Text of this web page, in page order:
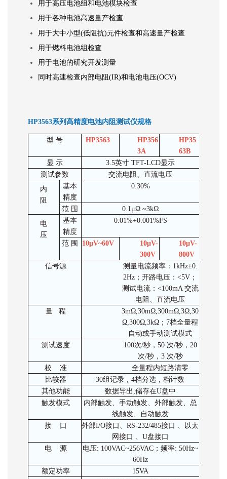
用于高压电池组和电池模块检查
用于各种电池高速量产检查
用于大中小型(低阻抗)元件检查和高速量产检查
用于燃料电池组检查
用于电池的研究开发测量
同时高速检查内部电阻(IR)和电池电压(OCV)
HP3563系列高精度电池内阻测试仪规格
型 号 HP3563
HP356
3A
HP35
63B
显 示
3.5英寸 TFT-LCD显示
测试参数
交流电阻、直流电压
内
阻
基本
精度
0.30%
范 围
0.1μΩ ~3kΩ
电
压
基本
精度
0.01%+0.001%FS
范 围 10μV~60V
10μV-
300V
10μV-
800V
信号源
测量电流频率：1kHz±0.
2Hz；开路电压：<5V；
测试电流：<100mA 交流
电阻、直流电压
量 程
3mΩ,30mΩ,300mΩ,3Ω,30
Ω,300Ω,3kΩ；7档全量程
自动或手动测试模式
测试速度
100次/秒，50 次/秒，20
次/秒，3 次/秒
校 准
全量程内短路清零
比较器
30组记录，4档分选，档计数
其他功能
数据导出,储存在U盘中
触发模式
内部触发、手动触发、外部触发、总
线触发、自动触发
接 口
外部I/O接口、RS-232/485接口 、以太
网接口 、U盘接口
电 源
电压: 100VAC~256VAC；频率: 50Hz~
60Hz
额定功率
15VA